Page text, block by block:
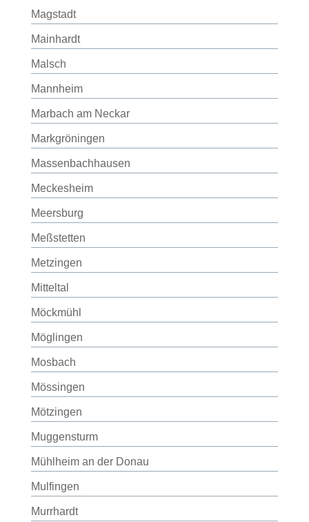
Magstadt
Mainhardt
Malsch
Mannheim
Marbach am Neckar
Markgröningen
Massenbachhausen
Meckesheim
Meersburg
Meßstetten
Metzingen
Mitteltal
Möckmühl
Möglingen
Mosbach
Mössingen
Mötzingen
Muggensturm
Mühlheim an der Donau
Mulfingen
Murrhardt